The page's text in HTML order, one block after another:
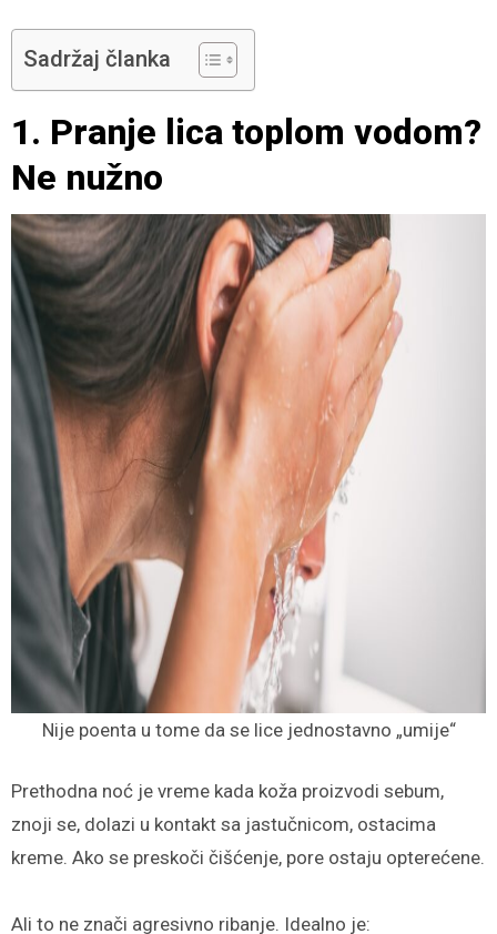
Sadržaj članka
1. Pranje lica toplom vodom?
Ne nužno
Nije poenta u tome da se lice jednostavno „umije“
Prethodna noć je vreme kada koža proizvodi sebum,
znoji se, dolazi u kontakt sa jastučnicom, ostacima
kreme. Ako se preskoči čišćenje, pore ostaju opterećene.
Ali to ne znači agresivno ribanje. Idealno je: